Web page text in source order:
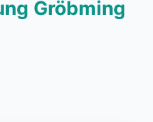
Gröbming